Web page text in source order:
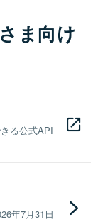
ま向け
る公式API
年7月31日